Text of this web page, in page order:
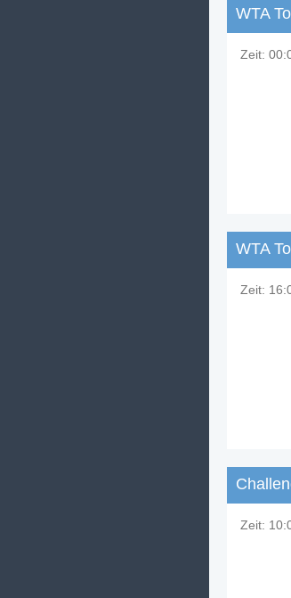
WTA
Zeit:
WTA
Zeit:
Zeit: